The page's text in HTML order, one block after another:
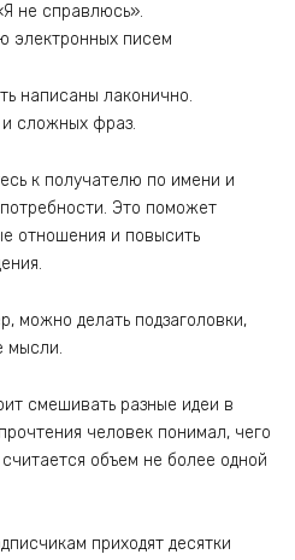
не справлюсь».
электронных писем
написаны лаконично.
и сложных фраз.
к получателю по имени и
Это поможет
отношения и повысить
можно делать подзаголовки,
мысли.
смешивать разные идеи в
человек понимал, чего
объем не более одной
приходят десятки